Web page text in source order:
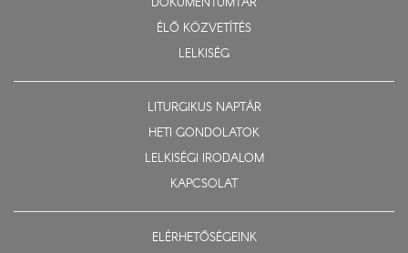
ÉLŐ KÖZVETÍTÉS
LELKISÉG
LITURGIKUS NAPTÁR
HETI GONDOLATOK
LELKISÉGI IRODALOM
KAPCSOLAT
ELÉRHETŐSÉGEINK